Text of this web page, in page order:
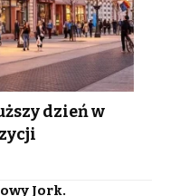
dzień w
Jork.